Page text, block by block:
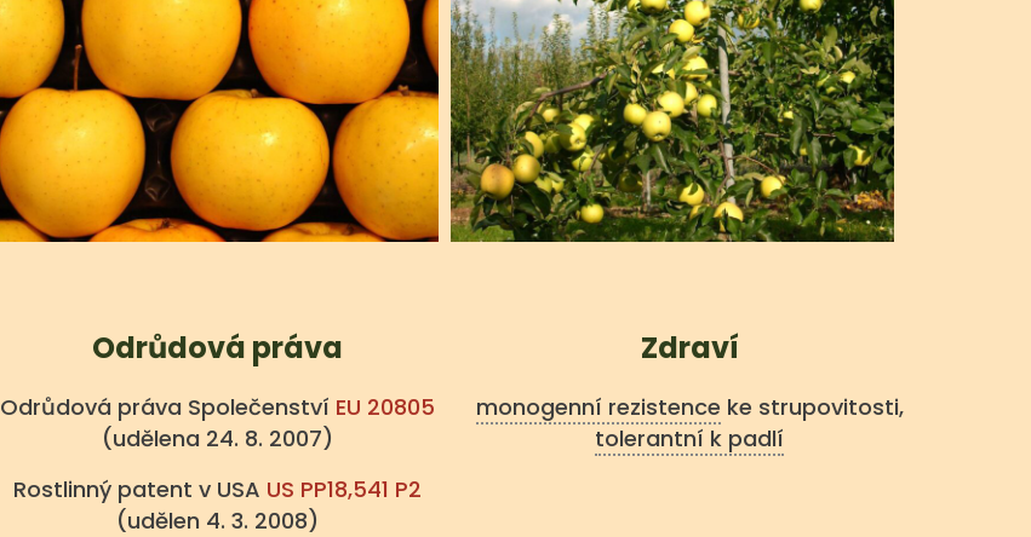
Odrůdová práva
Odrůdová práva Společenství EU 20805
(udělena 24. 8. 2007)
Rostlinný patent v USA US PP18,541 P2
(udělen 4. 3. 2008)
Zdraví
monogenní rezistence ke strupovitosti,
tolerantní k padlí